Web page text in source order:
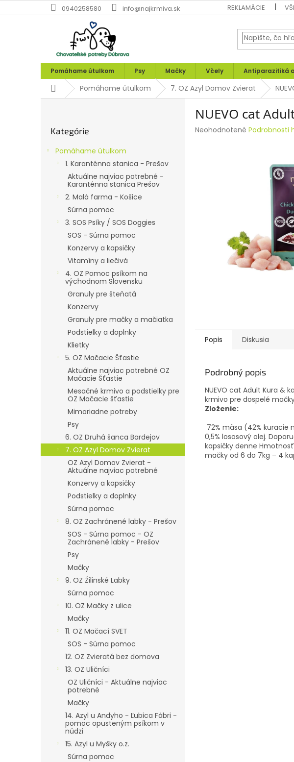
na
0940258580 info@najkrmiva.sk REKLAMÁCIE
Pomáhame útulkom Psy Mačky Včely Antiparazitiká
DomovPomáhame útulkom 7. OZ Azyl Domov Zvierat
kategórie
Kategórie
Pomáhame útulkom
1. Karanténna stanica - Prešov
Aktuálne najviac potrebné -
Karanténna stanica Prešov
2. Malá farma - Košice
Súrna pomoc
3. SOS Psíky / SOS Doggies
SOS - Súrna pomoc
Konzervy a kapsičky
Vitamíny a liečivá
4. OZ Pomoc psíkom na
východnom Slovensku
Granuly pre šteňatá
Konzervy
Granuly pre mačky a mačiatka
Podstielky a doplnky
Klietky
5. OZ Mačacie Šťastie
Aktuálne najviac potrebné OZ
Mačacie Šťastie
Mesačné krmivo a podstielky pre
OZ Mačacie šťastie
Mimoriadne potreby
Psy
6. OZ Druhá šanca Bardejov
7. OZ Azyl Domov Zvierat
OZ Azyl Domov Zvierat -
Aktuálne najviac potrebné
Konzervy a kapsičky
Podstielky a doplnky
Súrna pomoc
8. OZ Zachránené labky - Prešov
SOS - Súrna pomoc - OZ
Zachránené labky - Prešov
Psy
Mačky
9. OZ Žilinské Labky
Súrna pomoc
10. OZ Mačky z ulice
Mačky
11. OZ Mačací SVET
SOS - Súrna pomoc
12. OZ Zvieratá bez domova
13. OZ Uličníci
OZ Uličníci - Aktuálne najviac
potrebné
Mačky
14. Azyl u Andyho - Ľubica Fábri -
pomoc opusteným psíkom v
núdzi
15. Azyl u Myšky o.z.
Súrna pomoc
NUEVO cat
Priemerné
Neohodnotené Podrobnosti
Popis Diskusia
Podrobný popis
NUEVO cat Adult Kura &
krmivo pre dospelé
Zloženie:
72% mäsa (42% kuracie
0,5% lososový olej.
kapsičky denne
mačky od 6 do 7kg – 4